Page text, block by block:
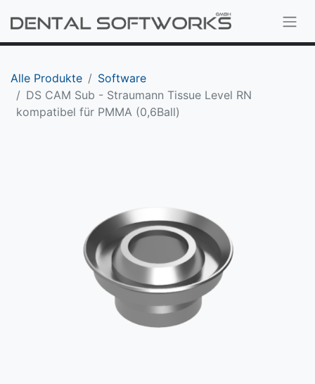
Alle Produkte
Software
DS CAM Sub - Straumann Tissue Level RN
kompatibel für PMMA (0,6Ball)